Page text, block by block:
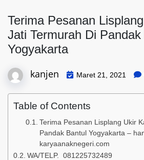
Terima Pesanan
Jati Termurah Di
Yogyakarta
kanjen Maret 21, 2021
Table of Contents
Terima Pesanan Lisplang Ukir
Pandak Bantul Yogyakarta –
karyaanaknegeri.com
WA/TELP. 081225732489